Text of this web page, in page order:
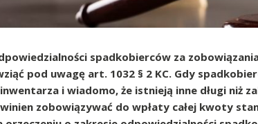
spadkobierców za
pod uwagę art. 1032 § 2 KC. Gdy
i wiadomo, że istnieją inne długi niż
zobowiązywać do wpłaty całej kwoty